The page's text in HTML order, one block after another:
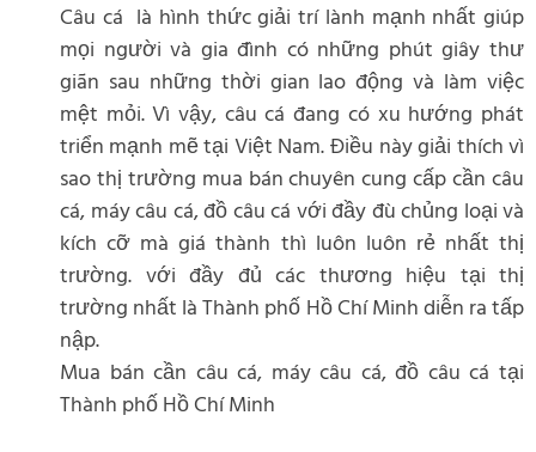
Câu cá là hình thức giải trí lành mạnh nhất giúp
mọi người và gia đình có những phút giây thư
giãn sau những thời gian lao động và làm việc
mệt mỏi. Vì vậy, câu cá đang có xu hướng phát
triển mạnh mẽ tại Việt Nam. Điều này giải thích vì
sao thị trường mua bán chuyên cung cấp cần câu
cá, máy câu cá, đồ câu cá với đầy đù chủng loại và
kích cỡ mà giá thành thì luôn luôn rẻ nhất thị
trường. với đầy đủ các thương hiệu tại thị
trường nhất là Thành phố Hồ Chí Minh diễn ra tấp
nập.
Mua bán cần câu cá, máy câu cá, đồ câu cá tại
Thành phố Hồ Chí Minh